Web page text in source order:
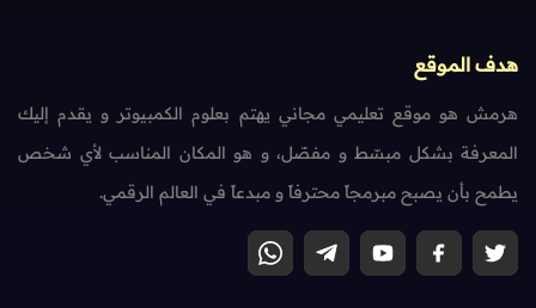
هدف الموقع
هرمش هو موقع تعليمي مجاني يهتم بعلوم الكمبيوتر و يقدم إليك
المعرفة بشكل مبسّط و مفصّل، و هو المكان المناسب لأي شخص
يطمح بأن يصبح مبرمجاً محترفاً و مبدعاً في العالم الرقمي.